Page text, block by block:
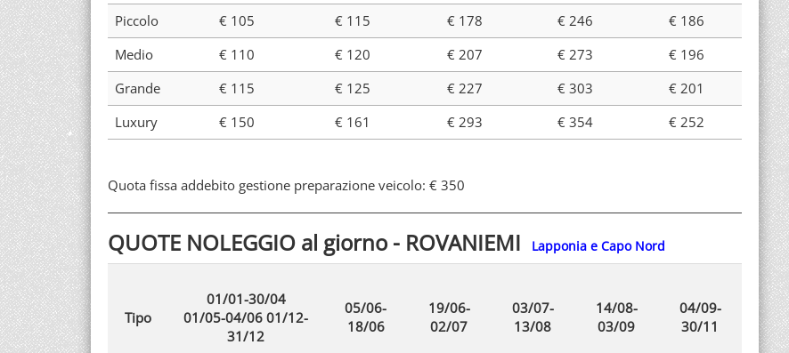
Piccolo
€ 105 € 115 € 178 € 246
€ 186
Medio
€ 110 € 120 € 207 € 273
€ 196
Grande
€ 115 € 125 € 227 € 303
€ 201
Luxury
€ 150 € 161 € 293 € 354 € 252
Quota fissa addebito gestione preparazione veicolo: € 350
QUOTE NOLEGGIO al giorno - ROVANIEMI Lapponia e Capo Nord
Tipo
01/01-30/04
01/05-04/06 01/12-
31/12
05/06-
18/06
19/06-
02/07
03/07-
13/08
14/08-
03/09
04/09-
30/11